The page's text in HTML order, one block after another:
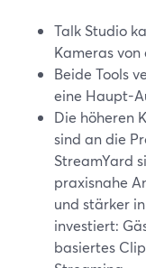
Talk Studio
Kameras von
Beide Tools
eine Haupt-
Die höheren
sind an die
StreamYard
praxisnahe
und stärker
investiert:
basiertes